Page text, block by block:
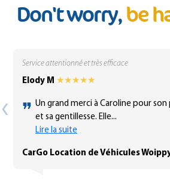
Don't worry,be
‹
Service attentionné et très efficace
Elody M ★★★★★
❝ Un grand merci à Caroline pour
et sa gentillesse. Elle...
Lire la suite
CarGo Location de Véhicules